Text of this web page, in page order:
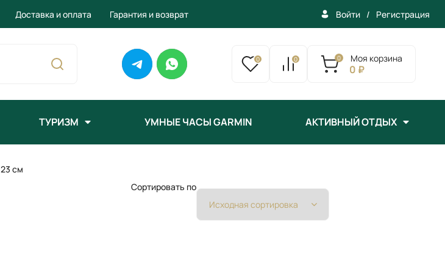
Доставка и оплата Гарантия и возврат Войти / Регистрация
0 0 Моя корзина
0
0 ₽
ТУРИЗМ УМНЫЕ ЧАСЫ GARMIN АКТИВНЫЙ ОТДЫХ
см
Сортировать по